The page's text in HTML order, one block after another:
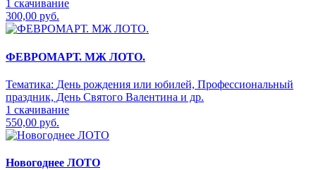
1 скачивание
300,00 руб.
ФЕВРОМАРТ. МЖ ЛОТО.
Тематика: День рождения или юбилей, Профессиональный
праздник, День Святого Валентина и др.
1 скачивание
550,00 руб.
Новогоднее ЛОТО